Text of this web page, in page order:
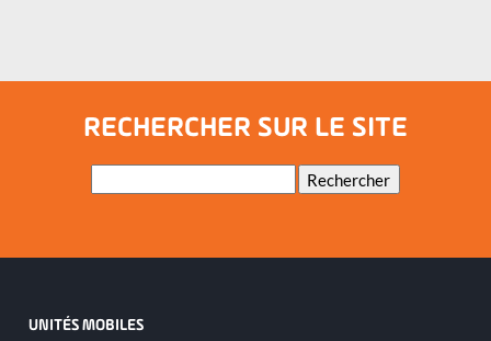
RECHERCHER SUR LE SITE
Mots-
Rechercher
UNITÉS MOBILES